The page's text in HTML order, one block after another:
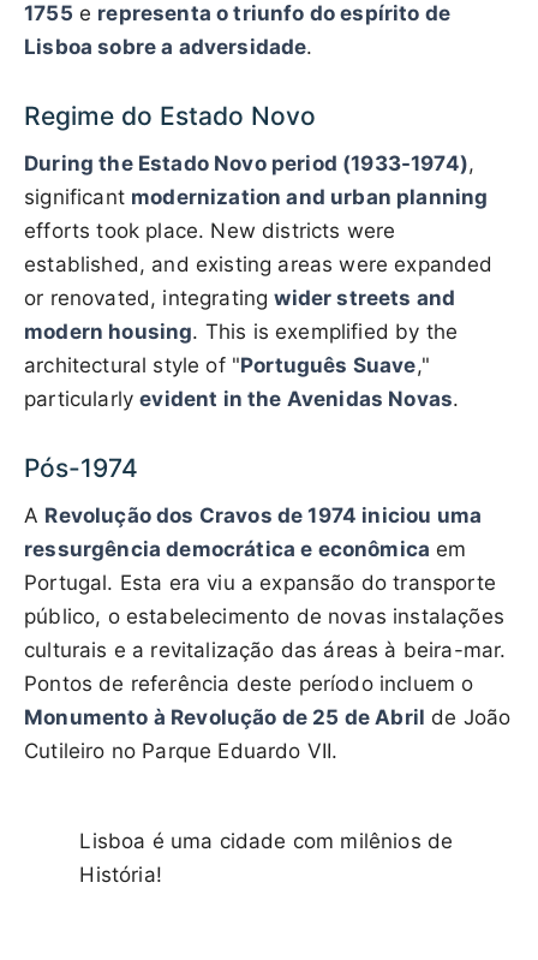
1755 e representa o triunfo do espírito de
Lisboa sobre a adversidade.
Regime do Estado Novo
During the Estado Novo period (1933-1974),
significant modernization and urban planning
efforts took place. New districts were
established, and existing areas were expanded
or renovated, integratingwider streets and
modern housing. This is exemplified by the
architectural style of "Português Suave,"
particularlyevident in the Avenidas Novas.
Pós-1974
A Revolução dos Cravos de 1974 iniciou uma
ressurgência democrática e econômica em
Portugal. Esta era viu a expansão do transporte
público, o estabelecimento de novas instalações
culturais e a revitalização das áreas à beira-mar.
Pontos de referência deste período incluem o
Monumento à Revolução de 25 de Abril de João
Cutileiro no Parque Eduardo VII.
Lisboa é uma cidade com milênios de
História!